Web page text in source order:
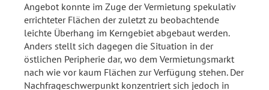
Angebot konnte im Zuge der Vermietung spekulativ
errichteter Flächen der zuletzt zu beobachtende
leichte Überhang im Kerngebiet abgebaut werden.
Anders stellt sich dagegen die Situation in der
östlichen Peripherie dar, wo dem Vermietungsmarkt
nach wie vor kaum Flächen zur Verfügung stehen. Der
Nachfrageschwerpunkt konzentriert sich jedoch in